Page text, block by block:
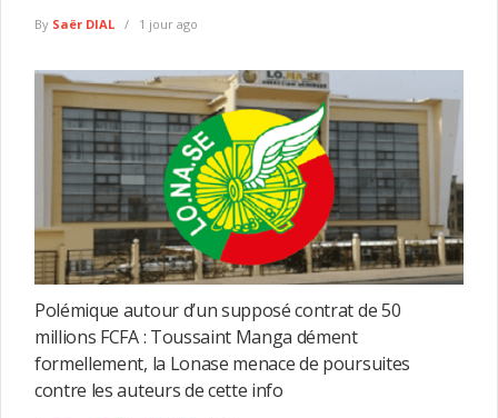
By Saër DIAL 1 jour ago
Polémique autour d’un supposé contrat de 50
millions FCFA : Toussaint Manga dément
formellement, la Lonase menace de poursuites
contre les auteurs de cette info